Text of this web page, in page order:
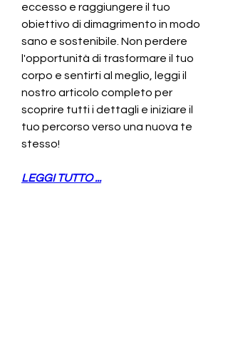
eccesso e raggiungere il tuo
obiettivo di dimagrimento in modo
sano e sostenibile. Non perdere
l'opportunità di trasformare il tuo
corpo e sentirti al meglio, leggi il
nostro articolo completo per
scoprire tutti i dettagli e iniziare il
tuo percorso verso una nuova te
stesso!
LEGGI TUTTO ...